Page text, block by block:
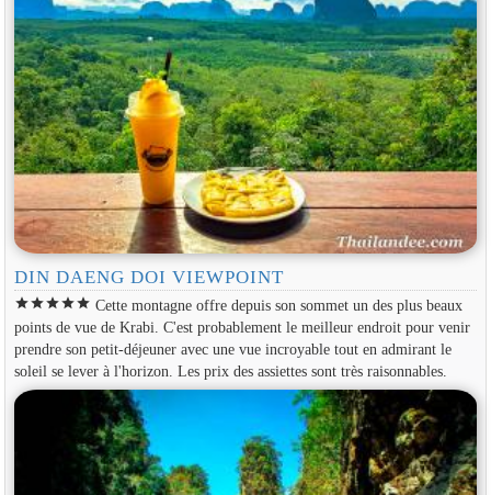
DIN DAENG DOI VIEWPOINT
starstarstarstarstar Cette montagne offre depuis son sommet un des plus beaux
points de vue de Krabi. C'est probablement le meilleur endroit pour venir
prendre son petit-déjeuner avec une vue incroyable tout en admirant le
soleil se lever à l'horizon. Les prix des assiettes sont très raisonnables.